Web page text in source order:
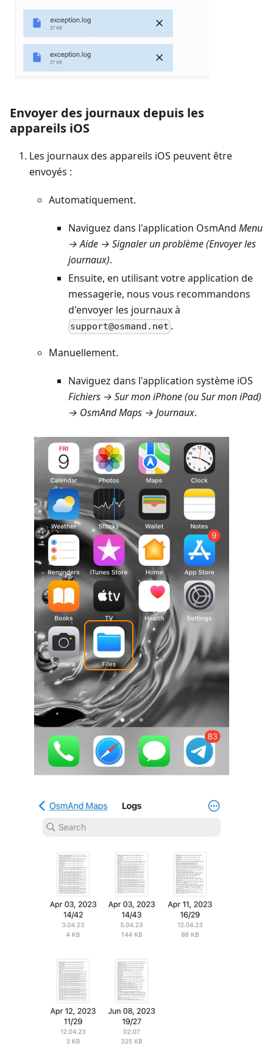
Envoyer des journaux depuis les
appareils iOS
Les journaux des appareils iOS peuvent être
envoyés :
Automatiquement.
Naviguez dans l'application OsmAnd Menu
→ Aide → Signaler un problème(Envoyer les
journaux).
Ensuite, en utilisant votre application de
messagerie, nous vous recommandons
d'envoyer les journaux à
support@osmand.net .
Manuellement.
Naviguez dans l'application système iOS
Fichiers → Sur mon iPhone (ou Sur mon iPad)
→ OsmAnd Maps → Journaux.